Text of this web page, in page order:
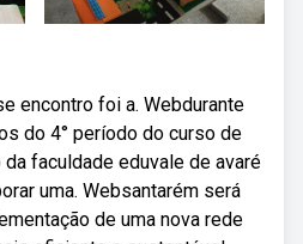
encontro foi a. Webdurante
do 4° período do curso de
faculdade eduvale de avaré
uma. Websantarém será
de uma nova rede